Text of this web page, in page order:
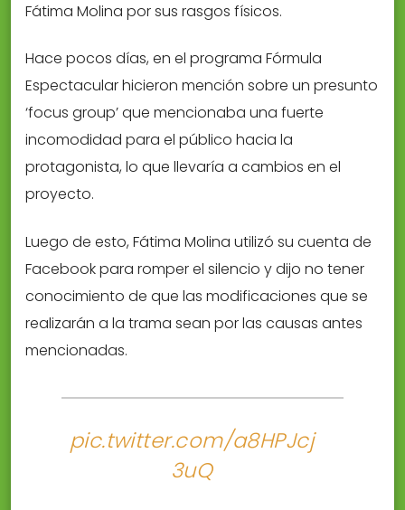
Fátima Molina por sus rasgos físicos.
Hace pocos días, en el programa Fórmula
Espectacular hicieron mención sobre un presunto
‘focus group’ que mencionaba una fuerte
incomodidad para el público hacia la
protagonista, lo que llevaría a cambios en el
proyecto.
Luego de esto, Fátima Molina utilizó su cuenta de
Facebook para romper el silencio y dijo no tener
conocimiento de que las modificaciones que se
realizarán a la trama sean por las causas antes
mencionadas.
pic.twitter.com/a8HPJcj
3uQ